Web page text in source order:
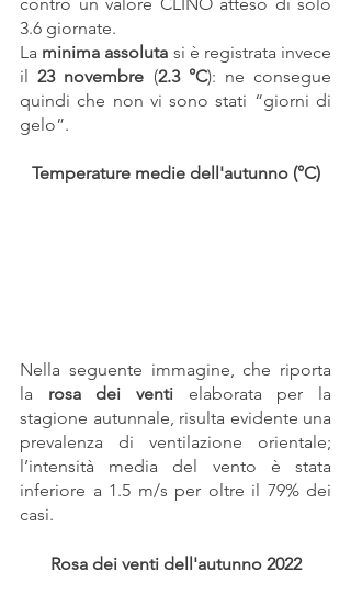
contro un valore CLINO atteso di solo
3.6 giornate.
La minima assoluta si è registrata invece
il 23 novembre (2.3 °C): ne consegue
quindi che non vi sono stati “giorni di
gelo”.
Temperature medie dell'autunno (°C)
Nella seguente immagine, che riporta
la rosa dei venti elaborata per la
stagione autunnale, risulta evidente una
prevalenza di ventilazione orientale;
l’intensità media del vento è stata
inferiore a 1.5 m/s per oltre il 79% dei
casi.
Rosa dei venti dell'autunno 2022